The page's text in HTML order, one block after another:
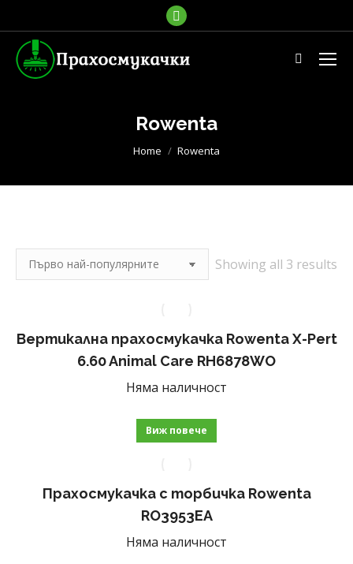
Facebook
page
opens
window
Search:
Rowenta
You are here:
Home Rowenta
Showing all 3 results
Вертикална прахосмукачка Rowenta X-Pert
6.60 Animal Care RH6878WO
Няма наличност
Виж повече
Прахосмукачка с торбичка Rowenta
RO3953EA
Няма наличност